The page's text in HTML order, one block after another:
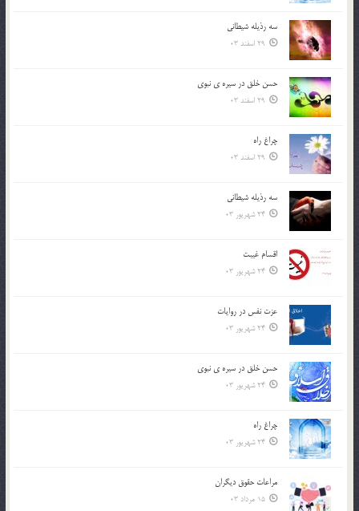
سه رذیله شیطانی
29 اسفند 03
حسن خلق در سيره ي نبوي
29 اسفند 03
چراغ راه
29 اسفند 03
سه رذیله شیطانی
24 شهریور 03
اقسام غيبت
24 شهریور 03
عزت نفس در روايات
24 شهریور 03
حسن خلق در سيره ي نبوي
24 شهریور 03
چراغ راه
24 شهریور 03
مراعات حقوق ديگران
15 مرداد 03